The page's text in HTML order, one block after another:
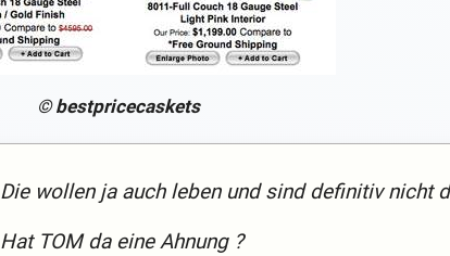
© bestpricecaskets
Die wollen ja auch leben und sind definitiv nicht
Hat TOM da eine Ahnung ?